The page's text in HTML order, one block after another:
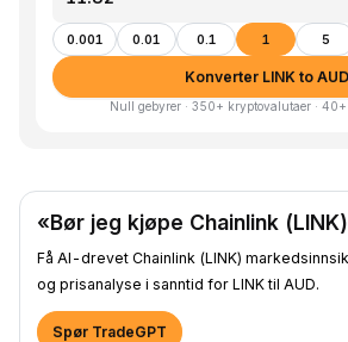
0.001 0.01 0.1 1 5
Konverter LINK to AUD
Null gebyrer · 350+ kryptovalutaer ·
«Bør jeg kjøpe Chainlink
Få AI-drevet Chainlink (LINK)
og prisanalyse i sanntid for LINK til AUD.
Spør TradeGPT